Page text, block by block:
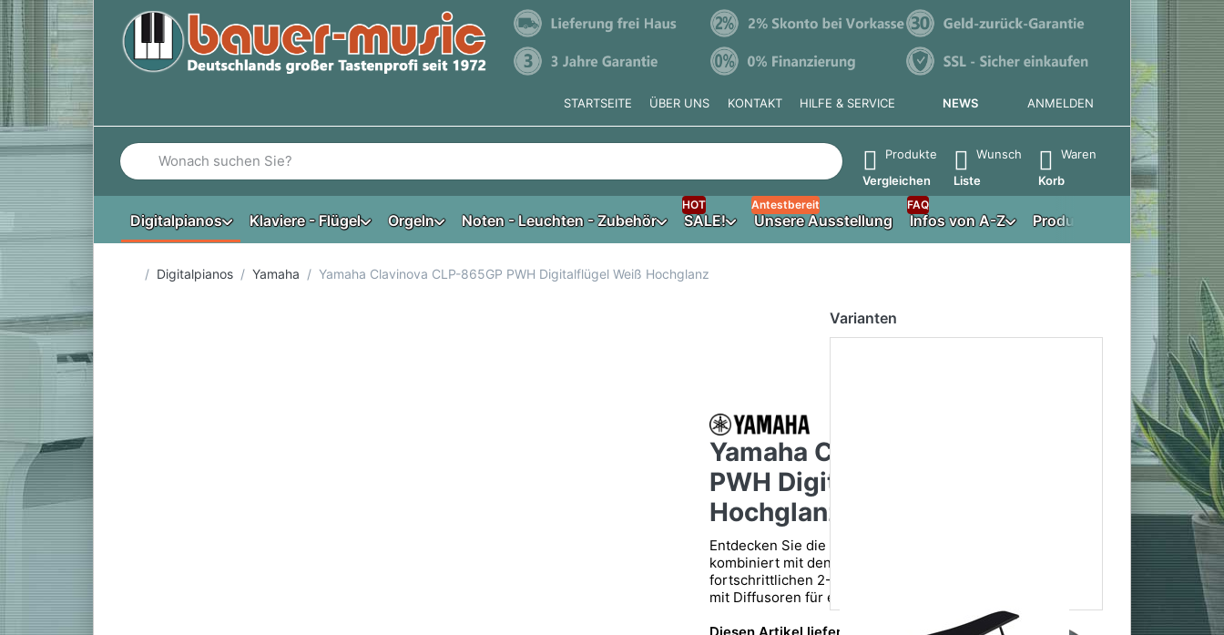
STARTSEITE ÜBER UNS KONTAKT HILFE & SERVICE NEWS ANMELDEN
Geben Sie einen Suchbegriff ein. Während Sie tippen, erscheinen automatisch erste Ergebnisse. Drücken Sie die Eingabetaste, um alle Ergebnisse aufzurufen.
Produkte
Vergleichen
Wunsch
Liste
Waren
Korb
Digitalpianos Klaviere - Flügel Orgeln Noten - Leuchten - Zubehör SALE!
HOT
Unsere Ausstellung
Antestbereit
Infos von A-Z
FAQ
Produktberater
Startseite
Digitalpianos Yamaha Yamaha Clavinova CLP-865GP PWH Digitalflügel Weiß Hochglanz
Varianten
Yamaha Clavinova CLP-865GP
PWH Digitalflügel Weiß
Hochglanz
Entdecken Sie die elegante Ästhetik eines Flügelgehäuses
kombiniert mit den technischen Raffinessen eines
fortschrittlichen 2-Wege-Lautsprechersystems, ausgestattet
mit Diffusoren für eine optimale Klangverteilung.